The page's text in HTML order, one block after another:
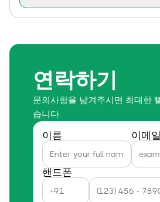
연락하기
문의사항을 남겨주시면 최대한
습니다.
이름 이메일
핸드폰